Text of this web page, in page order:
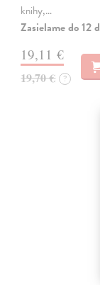
knihy,…
Zasielame do 12
19,11 €
19,70 € ?